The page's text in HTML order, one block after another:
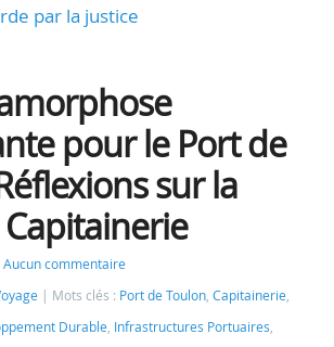
par la justice
pour le Port de
sur la
Aucun commentaire
Mots clés : Port de Toulon, Capitainerie,
Durable, Infrastructures Portuaires,